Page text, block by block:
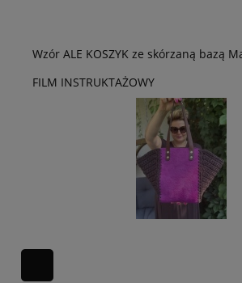
Wzór ALE KOSZYK ze skórzaną bazą
FILM INSTRUKTAŻOWY